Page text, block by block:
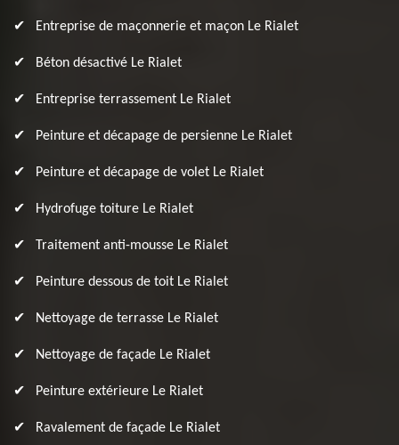
Entreprise de maçonnerie et maçon Le Rialet
Béton désactivé Le Rialet
Entreprise terrassement Le Rialet
Peinture et décapage de persienne Le Rialet
Peinture et décapage de volet Le Rialet
Hydrofuge toiture Le Rialet
Traitement anti-mousse Le Rialet
Peinture dessous de toit Le Rialet
Nettoyage de terrasse Le Rialet
Nettoyage de façade Le Rialet
Peinture extérieure Le Rialet
Ravalement de façade Le Rialet